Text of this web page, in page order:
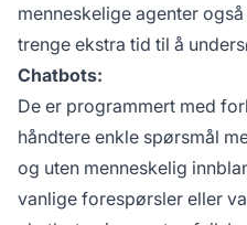
menneskelige agenter
trenge ekstra tid til å
Chatbots:
De er programmert med
håndtere enkle spørsmål
og uten menneskelig
vanlige forespørsler eller